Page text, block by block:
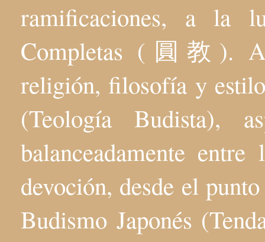
ramificaciones, a la
Completas (圓教).
religión, filosofía y
(Teología Budista),
balanceadamente
devoción, desde el
Budismo Japonés